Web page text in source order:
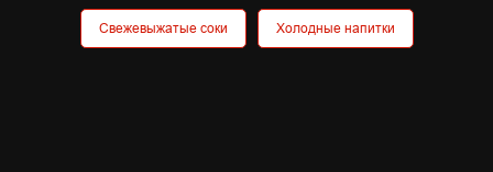
Свежевыжатые соки Холодные напитки